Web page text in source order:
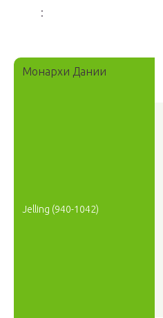
:
Монархи Дании
Jelling (940-1042)